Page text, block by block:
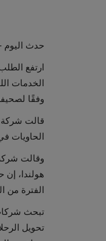
حدث اليوم
ارتفع
الخدمات
وفقًا
الحاويات
الفترة من
تبحث
تحويل